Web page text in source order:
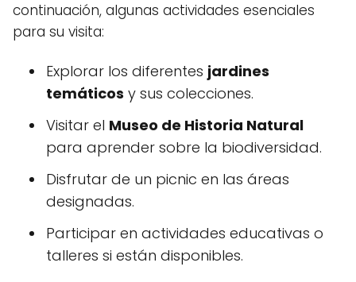
continuación, algunas actividades esenciales
para su visita:
Explorar los diferentes jardines
temáticos y sus colecciones.
Visitar el Museo de Historia Natural
para aprender sobre la biodiversidad.
Disfrutar de un picnic en las áreas
designadas.
Participar en actividades educativas o
talleres si están disponibles.